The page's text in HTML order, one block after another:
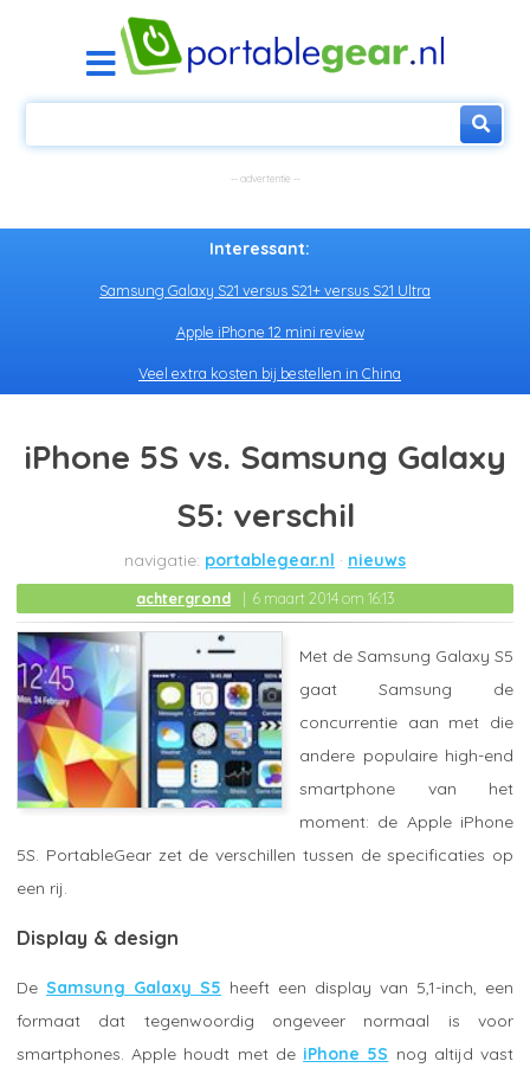
Interessant:
Samsung Galaxy S21 versus S21+ versus S21 Ultra
Apple iPhone 12 mini review
Veel extra kosten bij bestellen in China
iPhone 5S vs. Samsung Galaxy
S5: verschil
portablegear.nl nieuws
achtergrond 6 maart 2014 om 16:13
Met de Samsung Galaxy S5
gaat Samsung de
concurrentie aan met die
andere populaire high-end
smartphone van het
moment: de Apple iPhone
5S. PortableGear zet de verschillen tussen de specificaties op
een rij.
Display & design
De Samsung Galaxy S5 heeft een display van 5,1-inch, een
formaat dat tegenwoordig ongeveer normaal is voor
smartphones. Apple houdt met de iPhone 5S nog altijd vast